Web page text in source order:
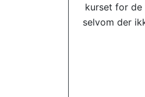
kurset for de
selvom der